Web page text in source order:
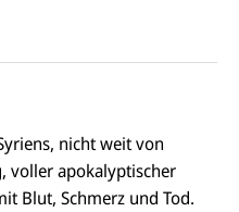
nicht weit von
voller apokalyptischer
Blut, Schmerz und Tod.